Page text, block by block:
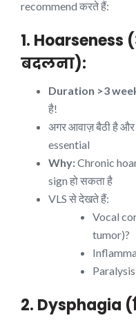
recommend करते हैं:
1.
बदलना):
Duration >3
है!
अगर आवाज़ बैठी है और
essential
Why:Chronic
sign हो सकता है
VLS से देखते हैं:
Vocal
tumor)?
Paralysis
2. Dysphagia